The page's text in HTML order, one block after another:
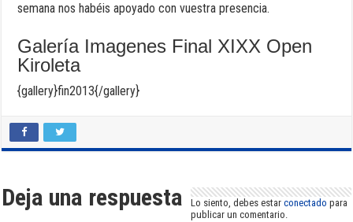
semana nos habéis apoyado con vuestra presencia.
Galería Imagenes Final XIXX Open
Kiroleta
{gallery}fin2013{/gallery}
Deja una respuesta Lo siento, debes estarconectado para
publicar un comentario.